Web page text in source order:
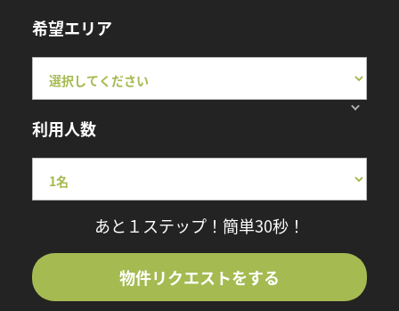
希望エリア
利用人数
あと１ステップ！簡単30秒！
物件リクエストをする